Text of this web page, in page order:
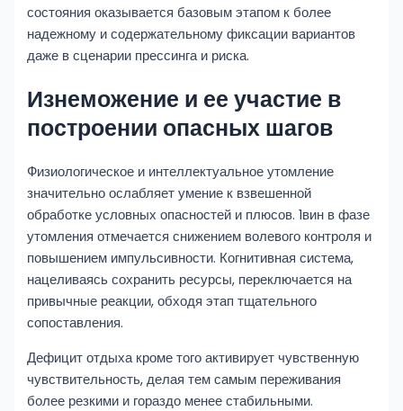
состояния оказывается базовым этапом к более
надежному и содержательному фиксации вариантов
даже в сценарии прессинга и риска.
Изнеможение и ее участие в
построении опасных шагов
Физиологическое и интеллектуальное утомление
значительно ослабляет умение к взвешенной
обработке условных опасностей и плюсов. 1вин в фазе
утомления отмечается снижением волевого контроля и
повышением импульсивности. Когнитивная система,
нацеливаясь сохранить ресурсы, переключается на
привычные реакции, обходя этап тщательного
сопоставления.
Дефицит отдыха кроме того активирует чувственную
чувствительность, делая тем самым переживания
более резкими и гораздо менее стабильными.